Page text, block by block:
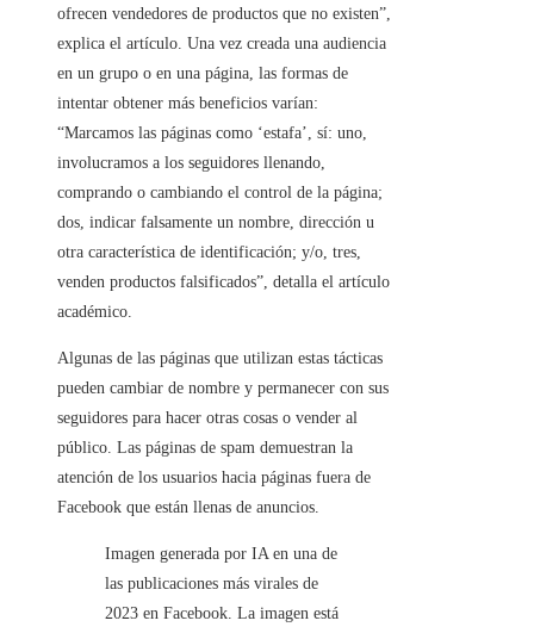
ofrecen vendedores de productos que no existen”,
explica el artículo. Una vez creada una audiencia
en un grupo o en una página, las formas de
intentar obtener más beneficios varían:
“Marcamos las páginas como ‘estafa’, sí: uno,
involucramos a los seguidores llenando,
comprando o cambiando el control de la página;
dos, indicar falsamente un nombre, dirección u
otra característica de identificación; y/o, tres,
venden productos falsificados”, detalla el artículo
académico.
Algunas de las páginas que utilizan estas tácticas
pueden cambiar de nombre y permanecer con sus
seguidores para hacer otras cosas o vender al
público. Las páginas de spam demuestran la
atención de los usuarios hacia páginas fuera de
Facebook que están llenas de anuncios.
Imagen generada por IA en una de
las publicaciones más virales de
2023 en Facebook. La imagen está